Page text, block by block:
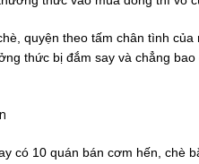
quyện theo tấm chân tình
thức bị đắm say và chẳng
có 10 quán bán cơm hến, chè